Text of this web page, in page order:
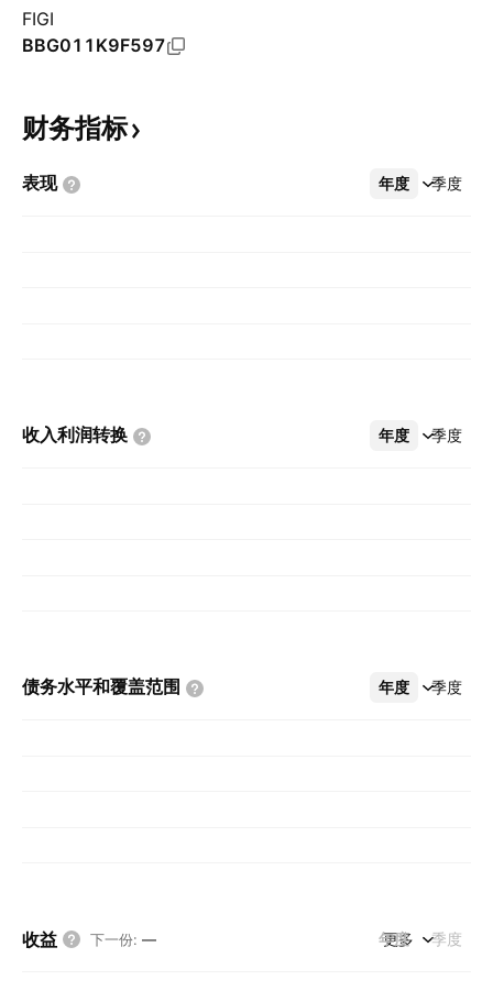
FIGI
BBG011K9F597
财务指标
表现 年度 季度
更多
收入利润转换 年度 季度
更多
债务水平和覆盖范围 年度 季度
更多
收益 下一份: — 年度 季度
更多